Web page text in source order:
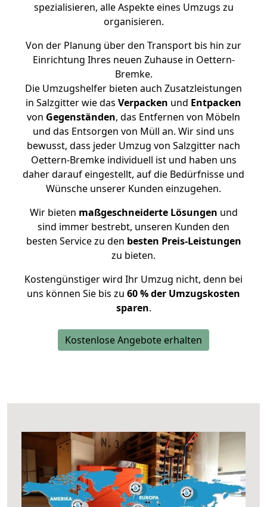
spezialisieren, alle Aspekte eines Umzugs zu
organisieren.
Von der Planung über den Transport bis hin zur
Einrichtung Ihres neuen Zuhause in Oettern-
Bremke.
Die Umzugshelfer bieten auch Zusatzleistungen
in Salzgitter wie das Verpacken und Entpacken
von Gegenständen, das Entfernen von Möbeln
und das Entsorgen von Müll an. Wir sind uns
bewusst, dass jeder Umzug von Salzgitter nach
Oettern-Bremke individuell ist und haben uns
daher darauf eingestellt, auf die Bedürfnisse und
Wünsche unserer Kunden einzugehen.
Wir bieten maßgeschneiderte Lösungen und
sind immer bestrebt, unseren Kunden den
besten Service zu den besten Preis-Leistungen
zu bieten.
Kostengünstiger wird Ihr Umzug nicht, denn bei
uns können Sie bis zu 60 % der Umzugskosten
sparen.
Kostenlose Angebote erhalten